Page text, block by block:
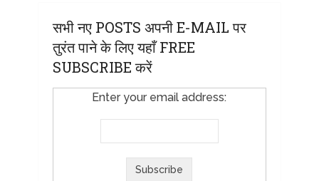
सभी नए POSTS अपनी E-MAIL पर
तुरंत पाने के लिए यहाँ FREE
SUBSCRIBE करें
Enter your email address: